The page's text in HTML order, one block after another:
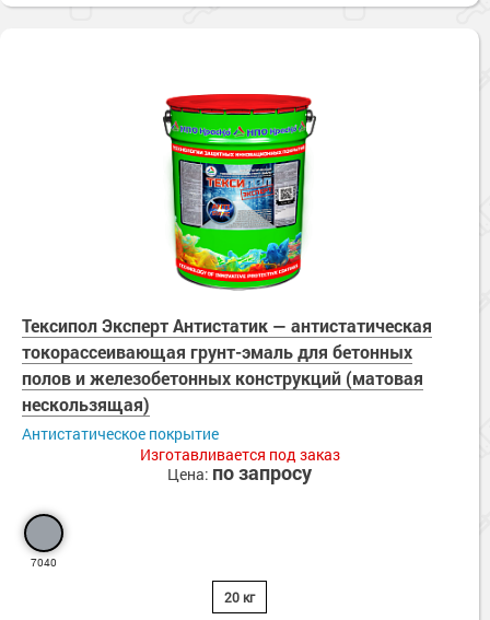
Тексипол Эксперт Антистатик — антистатическая
токорассеивающая грунт-эмаль для бетонных
полов и железобетонных конструкций (матовая
нескользящая)
Антистатическое покрытие
Изготавливается под заказ
Цена: по запросу
7040
20 кг